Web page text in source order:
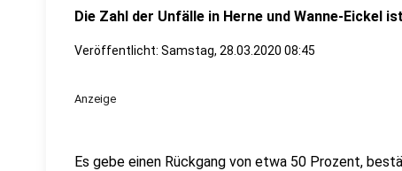
Die Zahl der Unfälle in Herne und Wanne-Eickel
Veröffentlicht: Samstag, 28.03.2020 08:45
Anzeige
Es gebe einen Rückgang von etwa 50 Prozent,